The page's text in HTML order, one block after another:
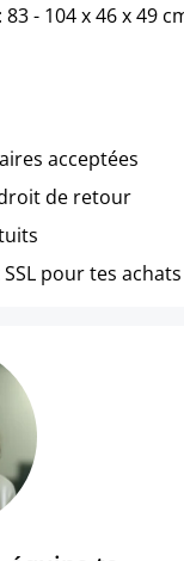
83 - 104 x 46 x 49
acceptées
de retour
pour tes